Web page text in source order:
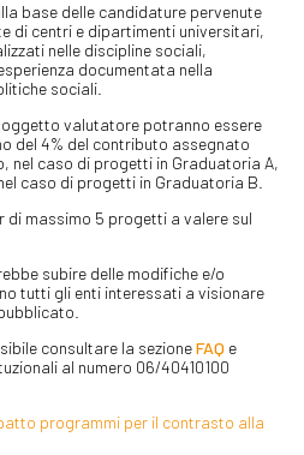
base delle candidature pervenute
di centri e dipartimenti universitari,
nelle discipline sociali,
documentata nella
sociali.
valutatore potranno essere
del 4% del contributo assegnato
nel caso di progetti in Graduatoria A,
caso di progetti in Graduatoria B.
di massimo 5 progetti a valere sul
subire delle modifiche e/o
tutti gli enti interessati a visionare
consultare la sezioneFAQ e
al numero 06/40410100
programmi per il contrasto alla